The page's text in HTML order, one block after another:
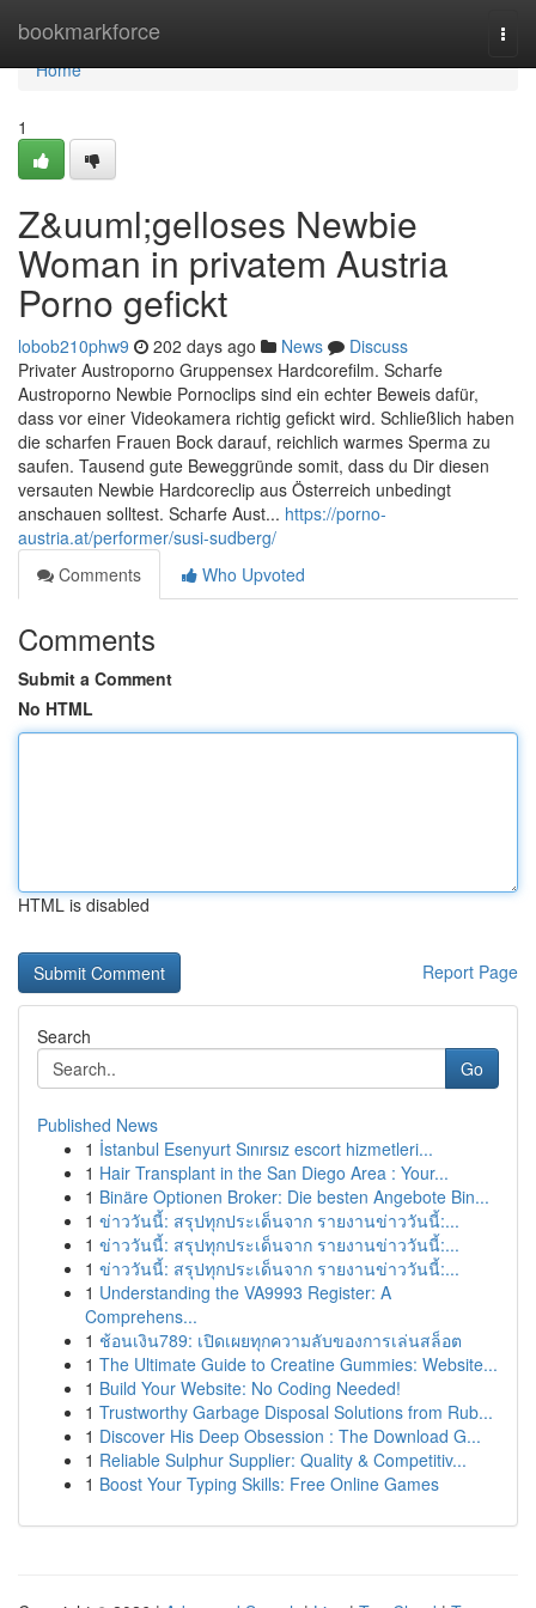
bookmarkforce
Home
Home
1
Z&uuml;gelloses Newbie
Woman in privatem Austria
Porno gefickt
lobob210phw9 202 days ago News
Discuss
Privater Austroporno Gruppensex Hardcorefilm. Scharfe
Austroporno Newbie Pornoclips sind ein echter Beweis dafür,
dass vor einer Videokamera richtig gefickt wird. Schließlich haben
die scharfen Frauen Bock darauf, reichlich warmes Sperma zu
saufen. Tausend gute Beweggründe somit, dass du Dir diesen
versauten Newbie Hardcoreclip aus Österreich unbedingt
anschauen solltest. Scharfe Aust... https://porno-
austria.at/performer/susi-sudberg/
Comments
Who Upvoted
Comments
Submit a Comment
No HTML
HTML is disabled
Report Page
Search
Go
Published News
1 İstanbul Esenyurt Sınırsız escort hizmetleri...
1 Hair Transplant in the San Diego Area : Your...
1 Binäre Optionen Broker: Die besten Angebote Bin...
1 ข่าววันนี้: สรุปทุกประเด็นจาก รายงานข่าววันนี้:...
1 ข่าววันนี้: สรุปทุกประเด็นจาก รายงานข่าววันนี้:...
1 ข่าววันนี้: สรุปทุกประเด็นจาก รายงานข่าววันนี้:...
1 Understanding the VA9993 Register: A
Comprehens...
1 ช้อนเงิน789: เปิดเผยทุกความลับของการเล่นสล็อต
1 The Ultimate Guide to Creatine Gummies: Website...
1 Build Your Website: No Coding Needed!
1 Trustworthy Garbage Disposal Solutions from Rub...
1 Discover His Deep Obsession : The Download G...
1 Reliable Sulphur Supplier: Quality & Competitiv...
1 Boost Your Typing Skills: Free Online Games